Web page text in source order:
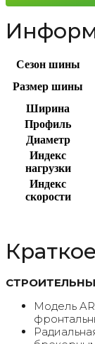
Сезон шины
Размер шины
Ширина
Профиль
Диаметр
Индекс
нагрузки
Индекс
скорости
Модель